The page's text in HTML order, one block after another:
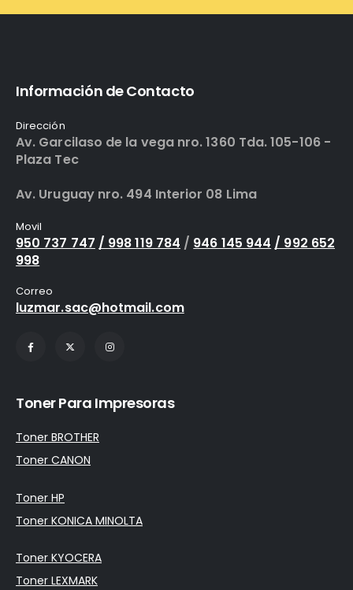
Información de Contacto
Dirección
Av. Garcilaso de la vega nro. 1360 Tda. 105-106 -
Plaza Tec
Av. Uruguay nro. 494 Interior 08 Lima
Movil
950 737 747 / 998 119 784 / 946 145 944 / 992 652
998
Correo
luzmar.sac@hotmail.com
Toner Para Impresoras
Toner BROTHER
Toner CANON
Toner HP
Toner KONICA MINOLTA
Toner KYOCERA
Toner LEXMARK